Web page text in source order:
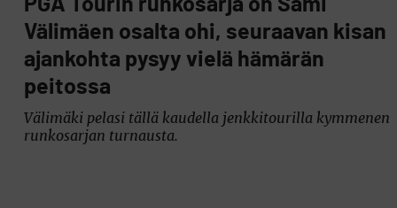
PGA Tourin runkosarja on Sami
Välimäen osalta ohi, seuraavan kisan
ajankohta pysyy vielä hämärän
peitossa
Välimäki pelasi tällä kaudella jenkkitourilla kymmenen
runkosarjan turnausta.